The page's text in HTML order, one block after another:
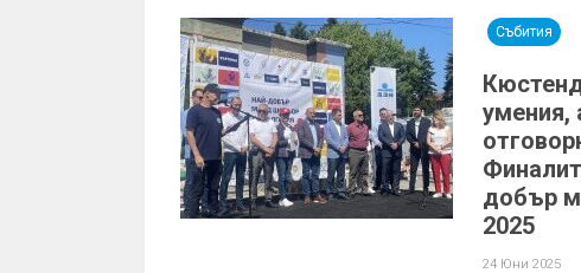
Събития
умения,
добър
2025
24 Юни 2025